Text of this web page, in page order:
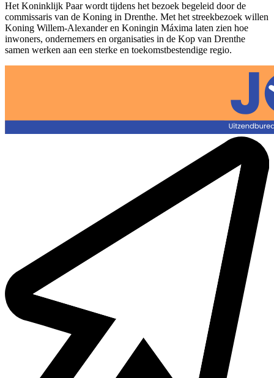
Het Koninklijk Paar wordt tijdens het bezoek begeleid door de
commissaris van de Koning in Drenthe. Met het streekbezoek willen
Koning Willem-Alexander en Koningin Máxima laten zien hoe
inwoners, ondernemers en organisaties in de Kop van Drenthe
samen werken aan een sterke en toekomstbestendige regio.